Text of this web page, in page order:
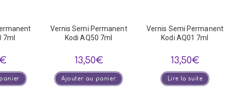
7ml
Vernis Semi Permanent
Kodi AQ50 7ml
13,50€
Ajouter au panier
Vernis Semi Permanent
Kodi AQ01 7ml
13,50€
Lire la suite